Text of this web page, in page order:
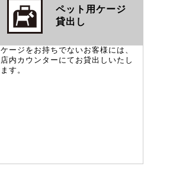
ペット用ケージ
貸出し
ケージをお持ちでないお客様には、
店内カウンターにてお貸出しいたし
ます。